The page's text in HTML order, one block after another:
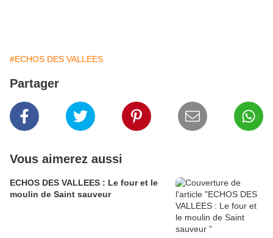
#ECHOS DES VALLEES
Partager
Vous aimerez aussi
ECHOS DES VALLEES : Le four et le
moulin de Saint sauveur